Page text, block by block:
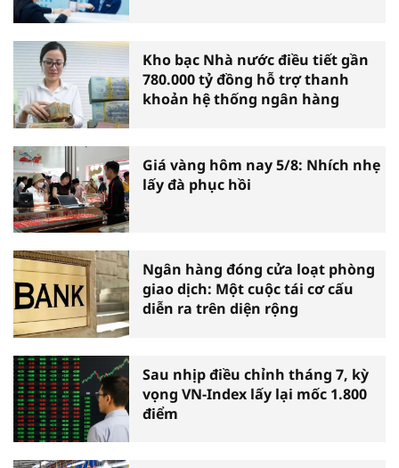
Kho bạc Nhà nước điều tiết gần
780.000 tỷ đồng hỗ trợ thanh
khoản hệ thống ngân hàng
Giá vàng hôm nay 5/8: Nhích nhẹ
lấy đà phục hồi
Ngân hàng đóng cửa loạt phòng
giao dịch: Một cuộc tái cơ cấu
diễn ra trên diện rộng
Sau nhịp điều chỉnh tháng 7, kỳ
vọng VN-Index lấy lại mốc 1.800
điểm